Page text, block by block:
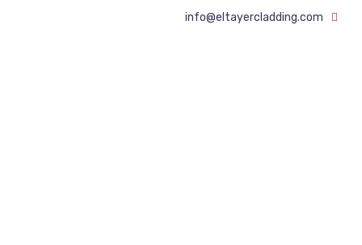
info@eltayercladding.com